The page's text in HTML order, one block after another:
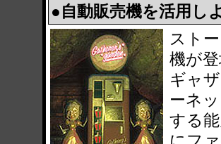
●自動販売機を活用し
スト
機が登
ギャ
ーネ
する